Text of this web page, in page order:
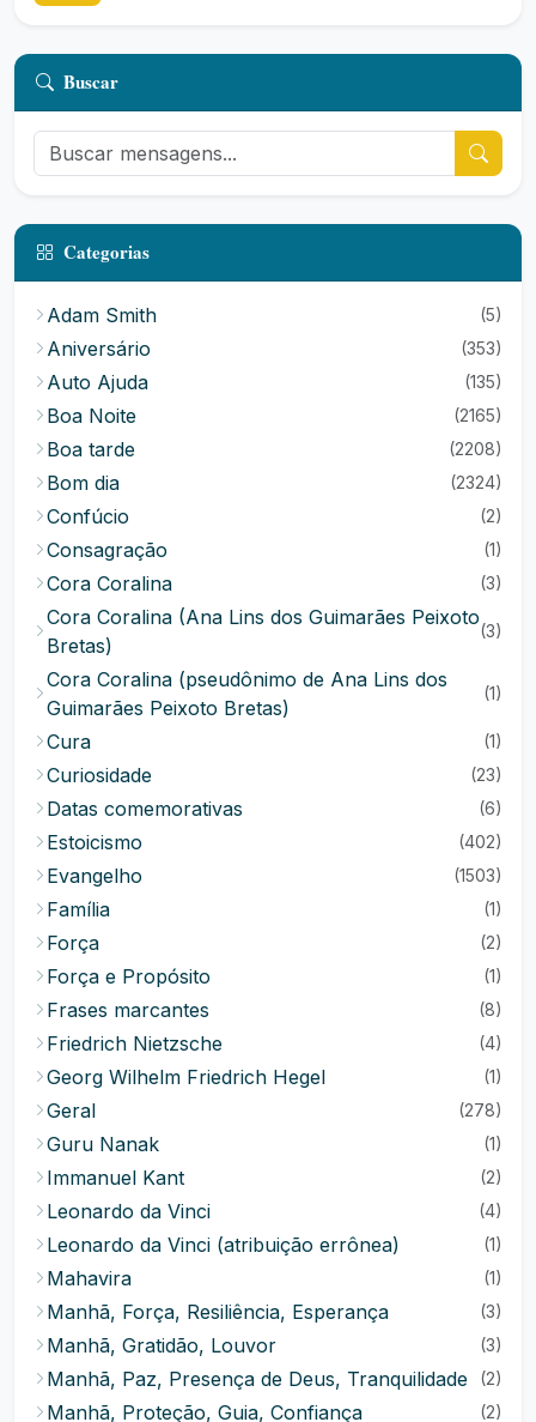
Buscar
Categorias
Adam Smith (5)
Aniversário (353)
Auto Ajuda (135)
Boa Noite (2165)
Boa tarde (2208)
Bom dia (2324)
Confúcio (2)
Consagração (1)
Cora Coralina (3)
Cora Coralina (Ana Lins dos Guimarães Peixoto
Bretas)
(3)
Cora Coralina (pseudônimo de Ana Lins dos
Guimarães Peixoto Bretas)
(1)
Cura (1)
Curiosidade (23)
Datas comemorativas (6)
Estoicismo (402)
Evangelho (1503)
Família (1)
Força (2)
Força e Propósito (1)
Frases marcantes (8)
Friedrich Nietzsche (4)
Georg Wilhelm Friedrich Hegel (1)
Geral (278)
Guru Nanak (1)
Immanuel Kant (2)
Leonardo da Vinci (4)
Leonardo da Vinci (atribuição errônea) (1)
Mahavira (1)
Manhã, Força, Resiliência, Esperança (3)
Manhã, Gratidão, Louvor (3)
Manhã, Paz, Presença de Deus, Tranquilidade (2)
Manhã, Proteção, Guia, Confiança (2)